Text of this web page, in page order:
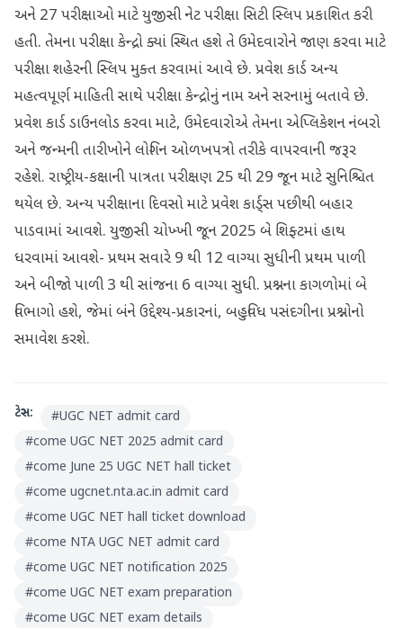
અને 27 પરીક્ષાઓ માટે યુજીસી નેટ પરીક્ષા સિટી સ્લિપ પ્રકાશિત કરી
હતી. તેમના પરીક્ષા કેન્દ્રો ક્યાં સ્થિત હશે તે ઉમેદવારોને જાણ કરવા માટે
પરીક્ષા શહેરની સ્લિપ મુક્ત કરવામાં આવે છે. પ્રવેશ કાર્ડ અન્ય
મહત્વપૂર્ણ માહિતી સાથે પરીક્ષા કેન્દ્રોનું નામ અને સરનામું બતાવે છે.
પ્રવેશ કાર્ડ ડાઉનલોડ કરવા માટે, ઉમેદવારોએ તેમના એપ્લિકેશન નંબરો
અને જન્મની તારીખોને લોગિન ઓળખપત્રો તરીકે વાપરવાની જરૂર
રહેશે. રાષ્ટ્રીય-કક્ષાની પાત્રતા પરીક્ષણ 25 થી 29 જૂન માટે સુનિશ્ચિત
થયેલ છે. અન્ય પરીક્ષાના દિવસો માટે પ્રવેશ કાર્ડ્સ પછીથી બહાર
પાડવામાં આવશે. યુજીસી ચોખ્ખી જૂન 2025 બે શિફ્ટમાં હાથ
ધરવામાં આવશે- પ્રથમ સવારે 9 થી 12 વાગ્યા સુધીની પ્રથમ પાળી
અને બીજો પાળી 3 થી સાંજના 6 વાગ્યા સુધી. પ્રશ્નના કાગળોમાં બે
વિભાગો હશે, જેમાં બંને ઉદ્દેશ્ય-પ્રકારનાં, બહુવિધ પસંદગીના પ્રશ્નોનો
સમાવેશ કરશે.
ટેગ્સ: #UGC NET admit card
#come UGC NET 2025 admit card
#come June 25 UGC NET hall ticket
#come ugcnet.nta.ac.in admit card
#come UGC NET hall ticket download
#come NTA UGC NET admit card
#come UGC NET notification 2025
#come UGC NET exam preparation
#come UGC NET exam details